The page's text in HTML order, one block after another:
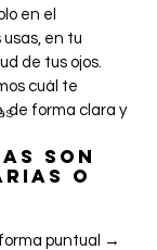
en el
en tu
de tus ojos.
cuál te
de forma clara y
son
o
puntual →